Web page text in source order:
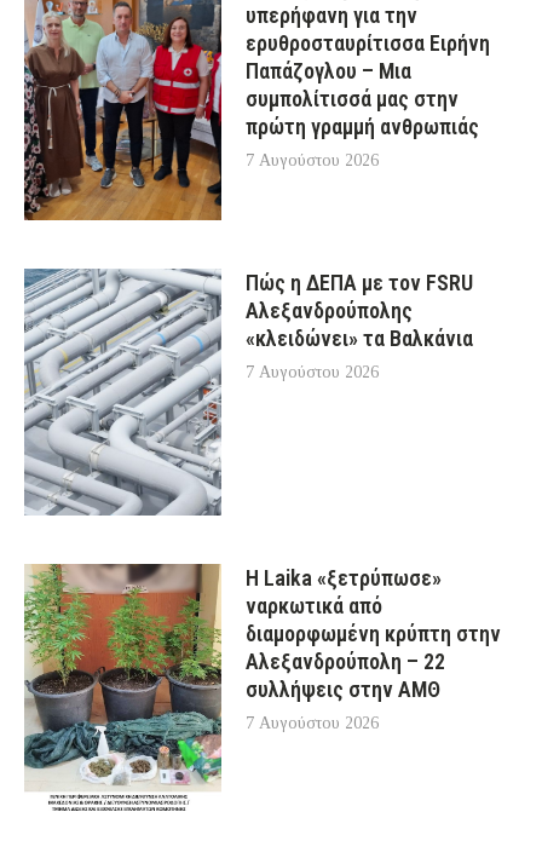
υπερήφανη για την
ερυθροσταυρίτισσα Ειρήνη
Παπάζογλου – Μια
συμπολίτισσά μας στην
πρώτη γραμμή ανθρωπιάς
7 Αυγούστου 2026
Πώς η ΔΕΠΑ με τον FSRU
Αλεξανδρούπολης
«κλειδώνει» τα Βαλκάνια
7 Αυγούστου 2026
Η Laika «ξετρύπωσε»
ναρκωτικά από
διαμορφωμένη κρύπτη στην
Αλεξανδρούπολη – 22
συλλήψεις στην ΑΜΘ
7 Αυγούστου 2026